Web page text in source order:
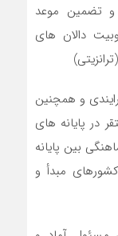
و تضمین موعد
دالان های
و همچنین
در پایانه های
بین پایانه
مبدأ و